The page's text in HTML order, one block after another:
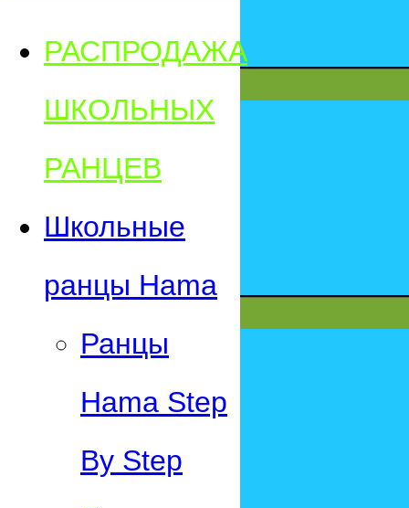
РАСПРОДАЖА
ШКОЛЬНЫХ
РАНЦЕВ
Школьные
ранцы Hama
Ранцы
Hama Step
By Step